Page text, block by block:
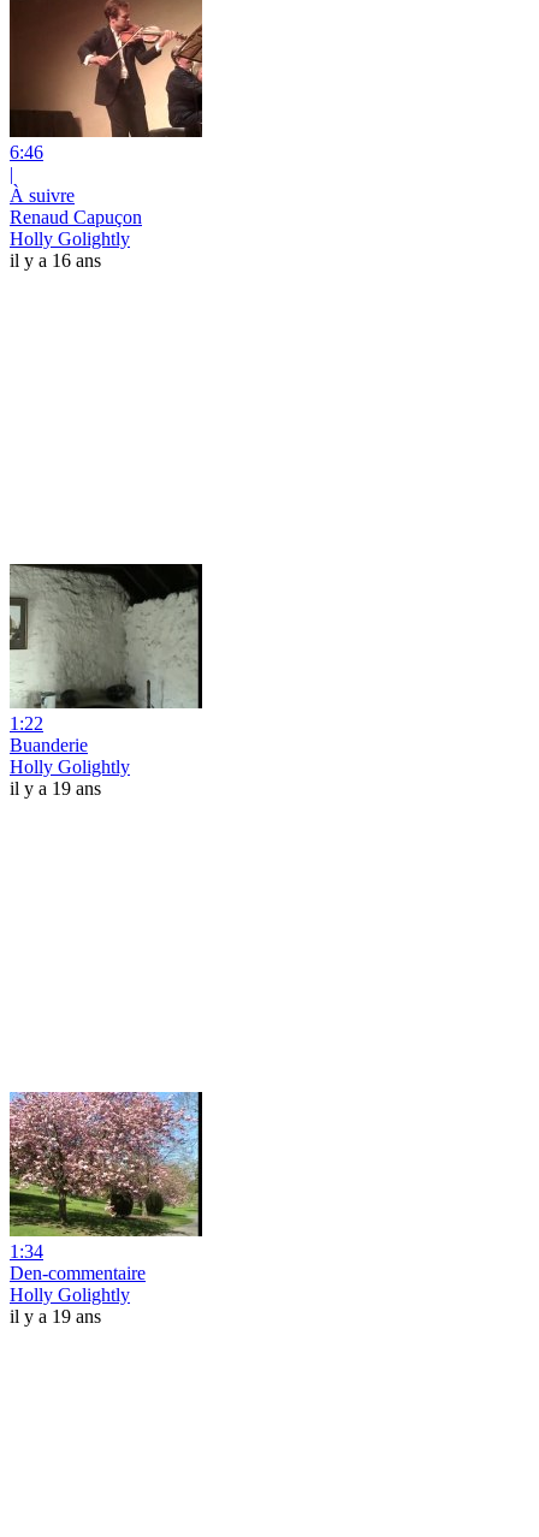
6:46
|
À suivre
Renaud Capuçon
Holly Golightly
il y a 16 ans
1:22
Buanderie
Holly Golightly
il y a 19 ans
1:34
Den-commentaire
Holly Golightly
il y a 19 ans